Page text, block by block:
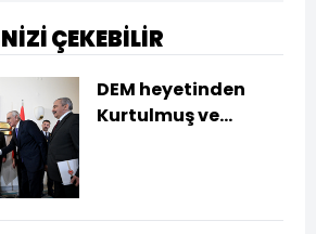
ÇEKEBİLİR
DEM heyetinden
Kurtulmuş ve